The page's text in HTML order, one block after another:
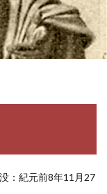
：紀元前8年11月27